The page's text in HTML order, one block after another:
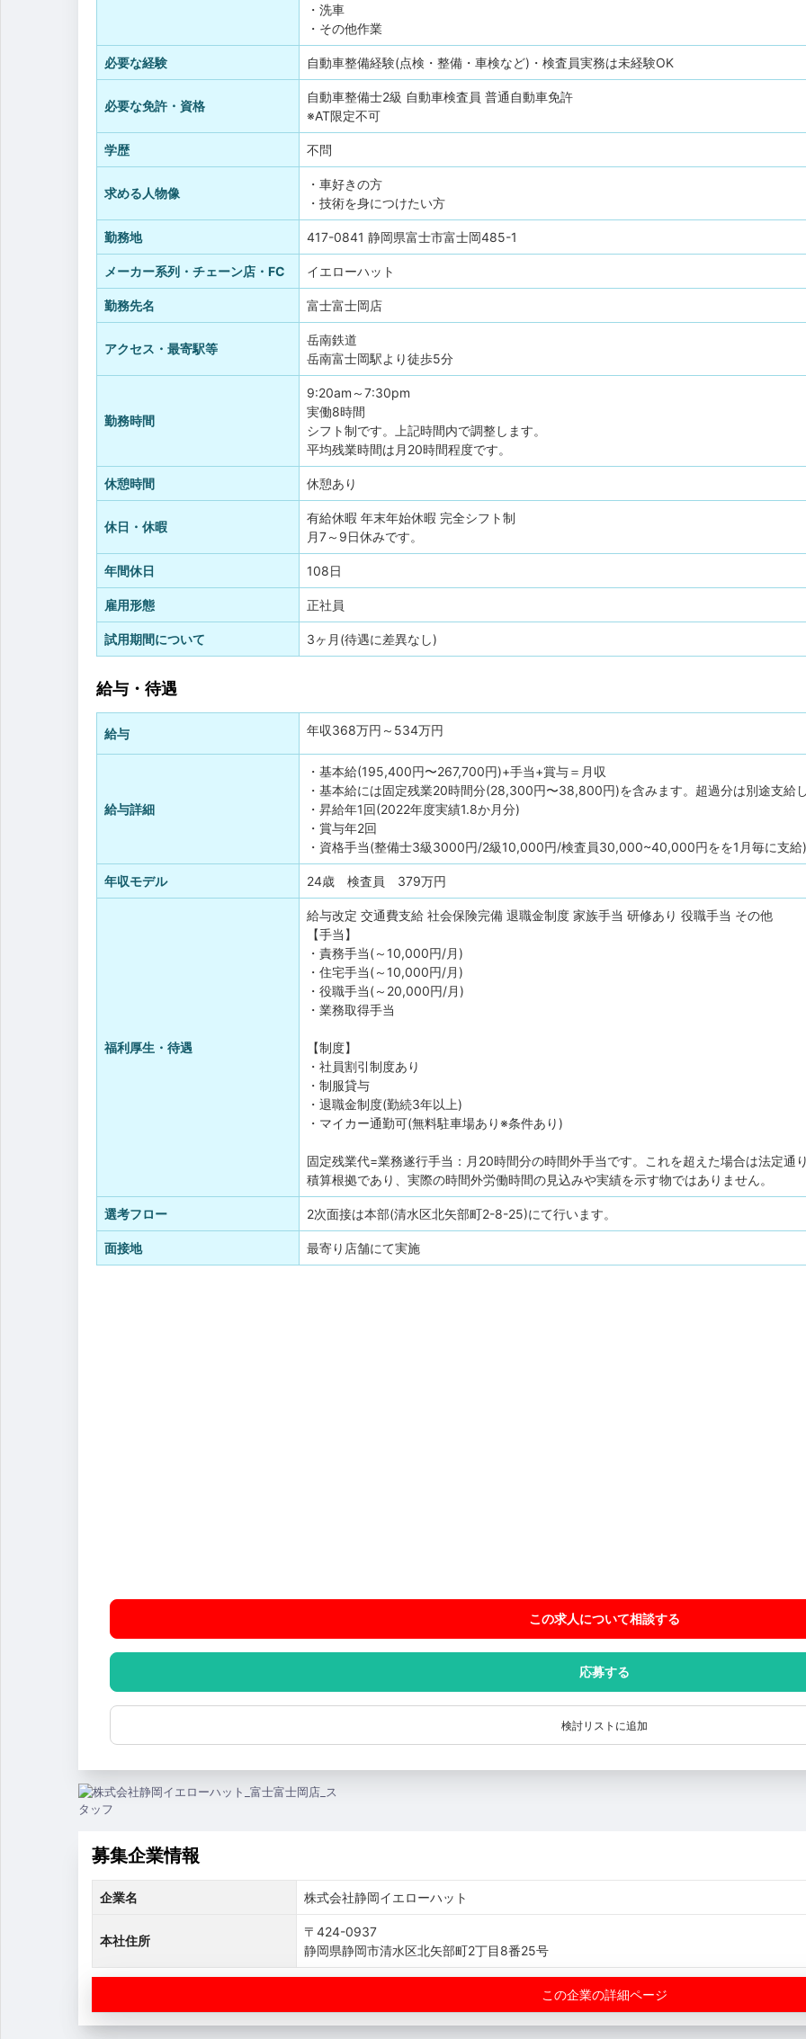
・洗車
・その他作業
必要な経験 自動車整備経験(点検・整備・車検など)・検査員実務は未経験OK
必要な免許・資格
自動車整備士2級 自動車検査員 普通自動車免許
※AT限定不可
学歴 不問
求める人物像
・車好きの方
・技術を身につけたい方
勤務地 417-0841 静岡県富士市富士岡485-1
メーカー系列・チェーン店・FC イエローハット
勤務先名 富士富士岡店
アクセス・最寄駅等
岳南鉄道
岳南富士岡駅より徒歩5分
勤務時間
9:20am～7:30pm
実働8時間
シフト制です。上記時間内で調整します。
平均残業時間は月20時間程度です。
休憩時間 休憩あり
休日・休暇
有給休暇 年末年始休暇 完全シフト制
月7～9日休みです。
年間休日 108日
雇用形態 正社員
試用期間について 3ヶ月(待遇に差異なし)
給与・待遇
給与 年収368万円 ～ 534万円
給与詳細
・基本給(195,400円〜267,700円)+手当+賞与＝月収
・基本給には固定残業20時間分(28,300円〜38,800円)を含みます。超過分は別途支給
・昇給年1回(2022年度実績1.8か月分)
・賞与年2回
・資格手当(整備士3級3000円/2級10,000円/検査員30,000~40,000円をを1月毎に支給)
年収モデル 24歳 検査員 379万円
福利厚生・待遇
給与改定 交通費支給 社会保険完備 退職金制度 家族手当 研修あり 役職手当 その他
【手当】
・責務手当(～10,000円/月)
・住宅手当(～10,000円/月)
・役職手当(～20,000円/月)
・業務取得手当
【制度】
・社員割引制度あり
・制服貸与
・退職金制度(勤続3年以上)
・マイカー通勤可(無料駐車場あり※条件あり)
固定残業代=業務遂行手当：月20時間分の時間外手当です。これを超えた場合は法定
積算根拠であり、実際の時間外労働時間の見込みや実績を示す物ではありません。
選考フロー 2次面接は本部(清水区北矢部町2-8-25)にて行います。
面接地 最寄り店舗にて実施
この求人について相談する
応募する
検討リストに追加
募集企業情報
企業名 株式会社静岡イエローハット
本社住所
〒424-0937
静岡県静岡市清水区北矢部町2丁目8番25号
この企業の詳細ページ